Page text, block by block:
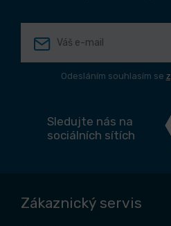
Odesláním souhlasím se
Sledujte nás na
sociálních sítích
Zákaznický servis